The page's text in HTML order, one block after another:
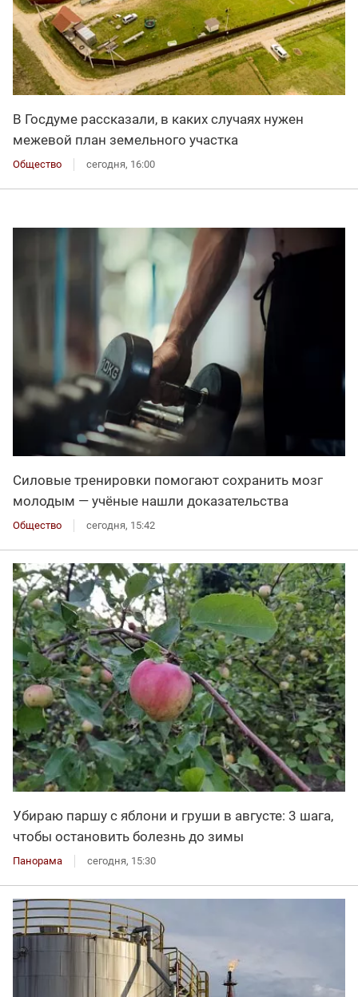
В Госдуме рассказали, в каких случаях нужен
межевой план земельного участка
Общество сегодня, 16:00
Силовые тренировки помогают сохранить мозг
молодым — учёные нашли доказательства
Общество сегодня, 15:42
Убираю паршу с яблони и груши в августе: 3 шага,
чтобы остановить болезнь до зимы
Панорама сегодня, 15:30